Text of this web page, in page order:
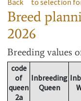
Back to selection
Breed
2026
Breeding values
code
of
queen
2a
Inbreeding
Queen